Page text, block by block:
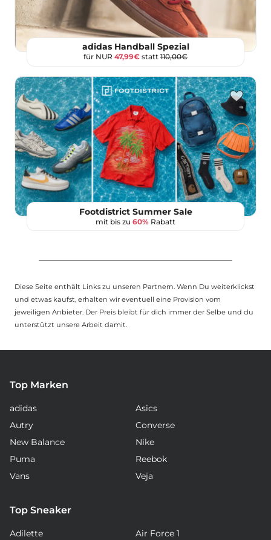
adidas Handball Spezial
für NUR 47,99€ statt 110,00€
Footdistrict Summer Sale
mit bis zu 60% Rabatt
Diese Seite enthält Links zu unseren Partnern. Wenn Du weiterklickst
und etwas kaufst, erhalten wir eventuell eine Provision vom
jeweiligen Anbieter. Der Preis bleibt für dich immer der Selbe und du
unterstützt unsere Arbeit damit.
Top Marken
adidas
Asics
Autry
Converse
New Balance
Nike
Puma
Reebok
Vans
Veja
Top Sneaker
Adilette
Air Force 1